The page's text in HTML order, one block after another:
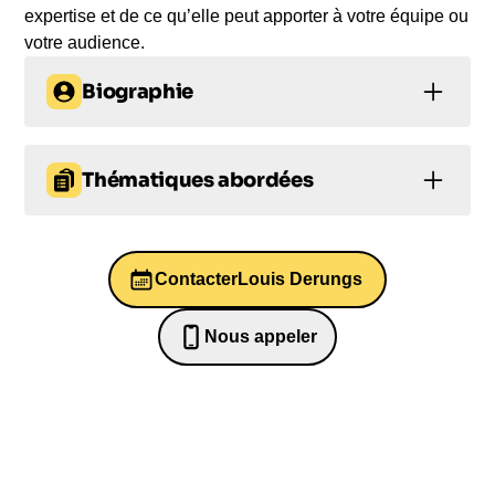
expertise et de ce qu’elle peut apporter à votre équipe ou
votre audience.
Biographie
qui incarne la résilience et le courage. À seulement
19 ans, il est foudroyé par un choc électrique de
il décide de vivre sa vie au maximum. Aujourd'hui,
il crée son propre blog, voyage à travers le monde,
est entrepreneur et a couru le marathon des sables.
Il est un conférencier inspirant qui intervient
régulièrement en entreprise, notamment sur les
Thématiques abordées
Gestion du stress Leadership
Entrepreneuriat Entrepreneuriat
ContacterLouis Derungs
Nous appeler
0652698481